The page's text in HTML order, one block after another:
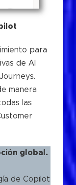
para
de AI
manera
las
global.
de Copilot